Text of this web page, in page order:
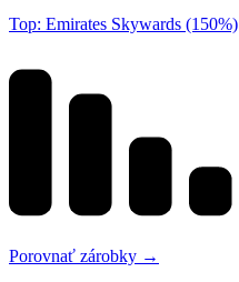
Top: Emirates Skywards (150%)
Porovnať zárobky →